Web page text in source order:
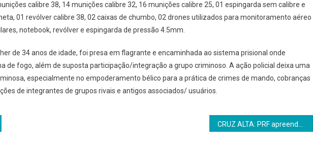
calibre 38, 14 munições calibre 32, 16 munições calibre 25, 01 espingarda sem calibre e
01 revólver calibre 38, 02 caixas de chumbo, 02 drones utilizados para monitoramento aéreo
notebook, revólver e espingarda de pressão 4.5mm.
de 34 anos de idade, foi presa em flagrante e encaminhada ao sistema prisional onde
de fogo, além de suposta participação/integração a grupo criminoso. A ação policial deixa uma
especialmente no empoderamento bélico para a prática de crimes de mando, cobranças
de integrantes de grupos rivais e antigos associados/ usuários.